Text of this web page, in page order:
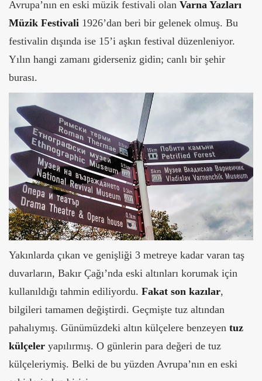
Avrupa’nın en eski müzik festivali olan Varna Yazları
Müzik Festivali 1926’dan beri bir gelenek olmuş. Bu
festivalin dışında ise 15’i aşkın festival düzenleniyor.
Yılın hangi zamanı giderseniz gidin; canlı bir şehir
burası.
Yakınlarda çıkan ve genişliği 3 metreye kadar varan taş
duvarların, Bakır Çağı’nda eski altınları korumak için
kullanıldığı tahmin ediliyordu. Fakat son kazılar,
bilgileri tamamen değiştirdi. Geçmişte tuz altından
pahalıymış. Günümüzdeki altın külçelere benzeyen tuz
külçeler yapılırmış. O günlerin para değeri de tuz
külçeleriymiş. Belki de bu yüzden Avrupa’nın en eski